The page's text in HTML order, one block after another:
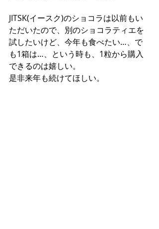
JITSK(イースク)のショコラは以前もい
ただいたので、別のショコラティエを
試したいけど、今年も食べたい…、で
も1箱は…、という時も、1粒から購入
できるのは嬉しい。
是非来年も続けてほしい。